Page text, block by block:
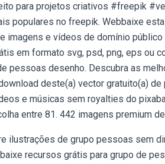
para projetos criativos #freepik
populares no freepik. Webbaixe
imagens e vídeos de domínio
em formato svg, psd, png, eps ou
pessoas desenho. Descubra as
deste(a) vector gratuito(a)
e músicas sem royalties do
entre 81. 442 imagens premium
ilustrações de grupo pessoas sem
recursos grátis para grupo de